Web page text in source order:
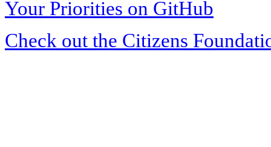
Your Priorities on GitHub
Check out the Citizens